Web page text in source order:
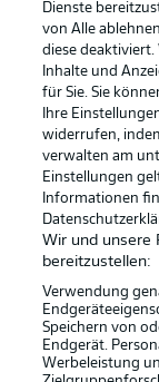
Rechtliche
Datenschutz
Broadcaster
Jobs
Partner
Liveticker
Dienste
von Alle
diese deaktiviert.
Inhalte und
für Sie. Sie
Ihre
widerrufen,
verwalten am
Einstellungen
Informationen
Wir und unsere
bereitzustellen:
Verwendung
Speichern von
Endgerät.
Werbeleistung